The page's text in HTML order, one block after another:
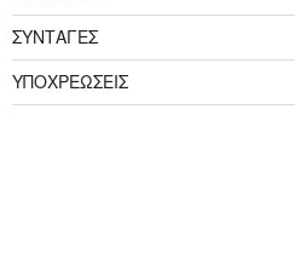
ΣΥΝΤΑΓΕΣ
ΥΠΟΧΡΕΩΣΕΙΣ